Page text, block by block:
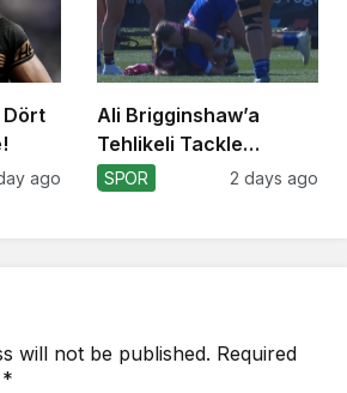
Dört
ago
Ali Brigginshaw’a
Tehlikeli Tackle
Nedeniyle Ceza!
SPOR 2 days ago
will not be published. Required
*